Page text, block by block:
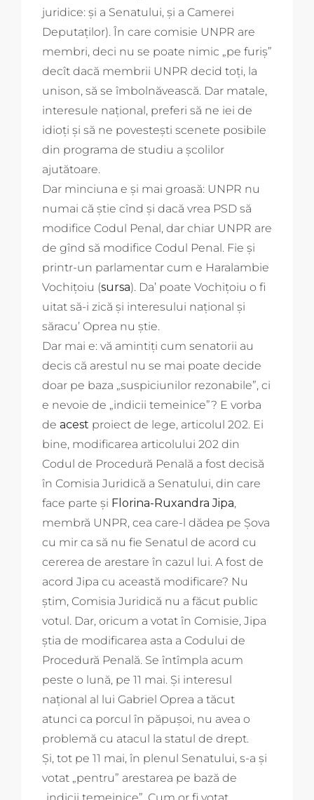
juridice: și a Senatului, și a Camerei
Deputaților). În care comisie UNPR are
membri, deci nu se poate nimic „pe furiș”
decît dacă membrii UNPR decid toți, la
unison, să se îmbolnăvească. Dar matale,
interesule național, preferi să ne iei de
idioți și să ne povestești scenete posibile
din programa de studiu a școlilor
ajutătoare.
Dar minciuna e și mai groasă: UNPR nu
numai că știe cînd și dacă vrea PSD să
modifice Codul Penal, dar chiar UNPR are
de gînd să modifice Codul Penal. Fie și
printr-un parlamentar cum e Haralambie
Vochițoiu (sursa). Da’ poate Vochițoiu o fi
uitat să-i zică și interesului național și
săracu’ Oprea nu știe.
Dar mai e: vă amintiți cum senatorii au
decis că arestul nu se mai poate decide
doar pe baza „suspiciunilor rezonabile”, ci
e nevoie de „indicii temeinice”? E vorba
de acest proiect de lege, articolul 202. Ei
bine, modificarea articolului 202 din
Codul de Procedură Penală a fost decisă
în Comisia Juridică a Senatului, din care
face parte și Florina-Ruxandra Jipa,
membră UNPR, cea care-l dădea pe Șova
cu mir ca să nu fie Senatul de acord cu
cererea de arestare în cazul lui. A fost de
acord Jipa cu această modificare? Nu
știm, Comisia Juridică nu a făcut public
votul. Dar, oricum a votat în Comisie, Jipa
știa de modificarea asta a Codului de
Procedură Penală. Se întîmpla acum
peste o lună, pe 11 mai. Și interesul
național al lui Gabriel Oprea a tăcut
atunci ca porcul în păpușoi, nu avea o
problemă cu atacul la statul de drept.
Și, tot pe 11 mai, în plenul Senatului, s-a și
votat „pentru” arestarea pe bază de